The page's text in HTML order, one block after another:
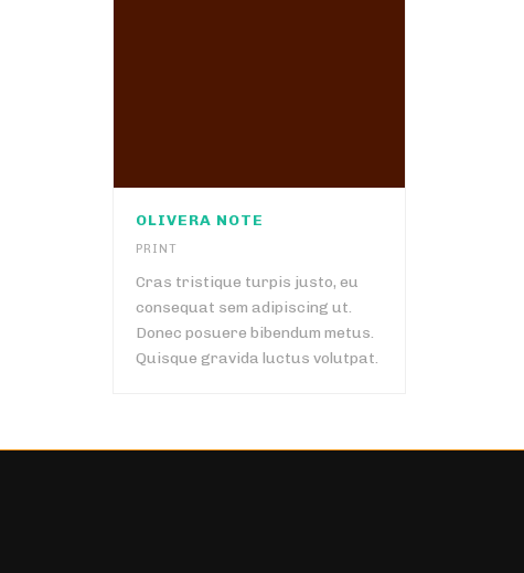
OLIVERA NOTE
PRINT
Cras tristique turpis justo, eu
consequat sem adipiscing ut.
Donec posuere bibendum metus.
Quisque gravida luctus volutpat.